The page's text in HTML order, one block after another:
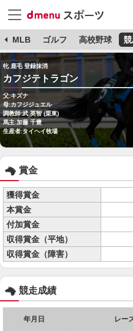
MLB ゴルフ 高校野球
牝 鹿毛 登録抹消
カフジテトラゴン
父:キズナ
母:カフジジュエル
調教師:武 英智 (栗東)
馬主:加藤 千豊
生産者:タイヘイ牧場
賞金
獲得賞金
本賞金
付加賞金
収得賞金（平地）
収得賞金（障害）
競走成績
年月日 レー